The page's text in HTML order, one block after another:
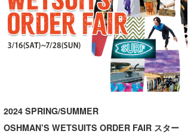
会員メニュー
今月のプレゼント
2024 SPRING/SUMMER
OSHMAN’S WETSUITS ORDER FAIR スター
ショップ情報
湘南
千葉南
大阪
ウラナミ
お知らせ
VOTE!